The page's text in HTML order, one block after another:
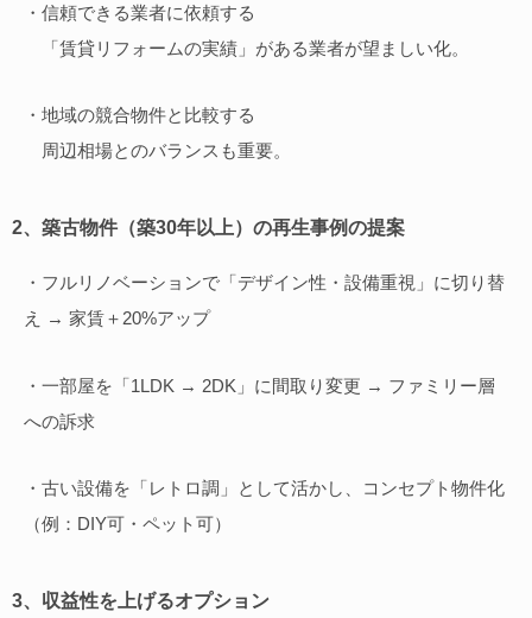
・信頼できる業者に依頼する
「賃貸リフォームの実績」がある業者が望ましい化。
・地域の競合物件と比較する
周辺相場とのバランスも重要。
2、築古物件（築30年以上）の再生事例の提案
・フルリノベーションで「デザイン性・設備重視」に切り替
え → 家賃＋20%アップ
・一部屋を「1LDK → 2DK」に間取り変更 → ファミリー層
への訴求
・古い設備を「レトロ調」として活かし、コンセプト物件化
（例：DIY可・ペット可）
3、収益性を上げるオプション